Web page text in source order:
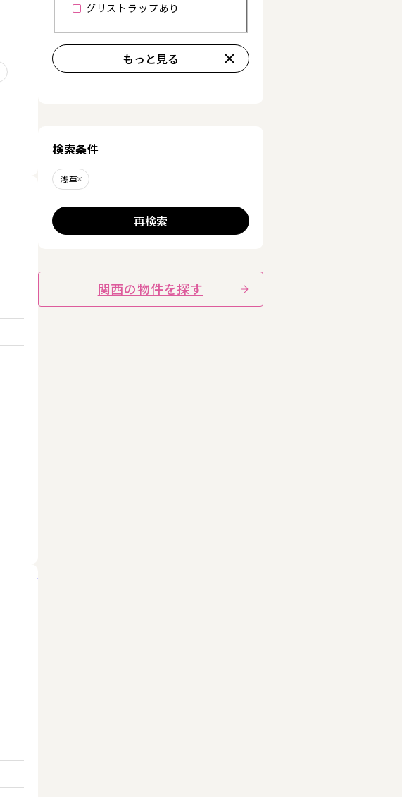
詳細を見る
詳細を見る
グリストラップあり
もっと見る
検索条件
浅草削除する
再検索
関西の物件を探す